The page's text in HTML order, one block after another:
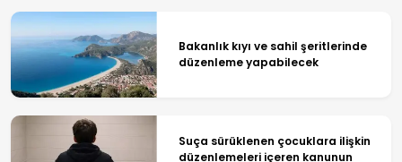
Bakanlık kıyı ve sahil şeritlerinde
düzenleme yapabilecek
Suça sürüklenen çocuklara ilişkin
düzenlemeleri içeren kanunun